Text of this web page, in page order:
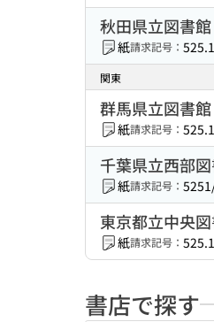
秋田県立図書館
紙請求記号：
関東
群馬県立図書館
紙請求記号：
千葉県立西部
紙請求記号：
東京都立中央
紙請求記号：
書店で探す